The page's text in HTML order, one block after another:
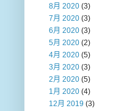
8月 2020 (3)
7月 2020 (3)
6月 2020 (3)
5月 2020 (2)
4月 2020 (5)
3月 2020 (3)
2月 2020 (5)
1月 2020 (4)
12月 2019 (3)